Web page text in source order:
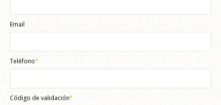
Email
Teléfono*
Código de validación*